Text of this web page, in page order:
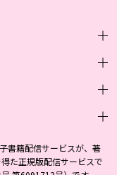
書籍配信サービスが、著
た正規版配信サービスで